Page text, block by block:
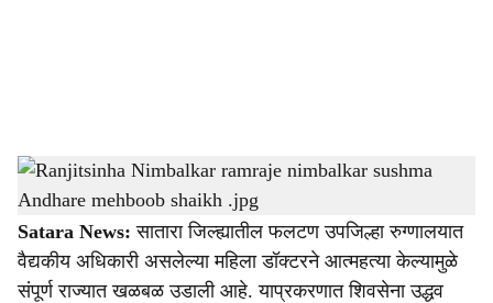
h
a
r
Ranjitsinha Nimbalkar ramraje nimbalkar sushma Andhare mehboob shaikh .jpg
Sarkarnama
Satara News: सातारा जिल्ह्यातील फलटण उपजिल्हा रुग्णालयात
वैद्यकीय अधिकारी असलेल्या महिला डॉक्टरने आत्महत्या केल्यामुळे
संपूर्ण राज्यात खळबळ उडाली आहे. याप्रकरणात शिवसेना उद्धव